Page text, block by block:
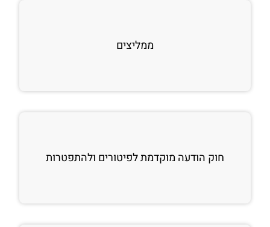
ממליצים
חוק הודעה מוקדמת לפיטורים ולהתפטרות